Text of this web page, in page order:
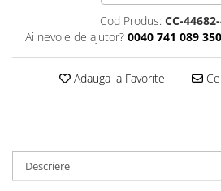
Cod Produs: CC-
Ai nevoie de ajutor? 0040 741 089 350
Adauga la Favorite
Descriere